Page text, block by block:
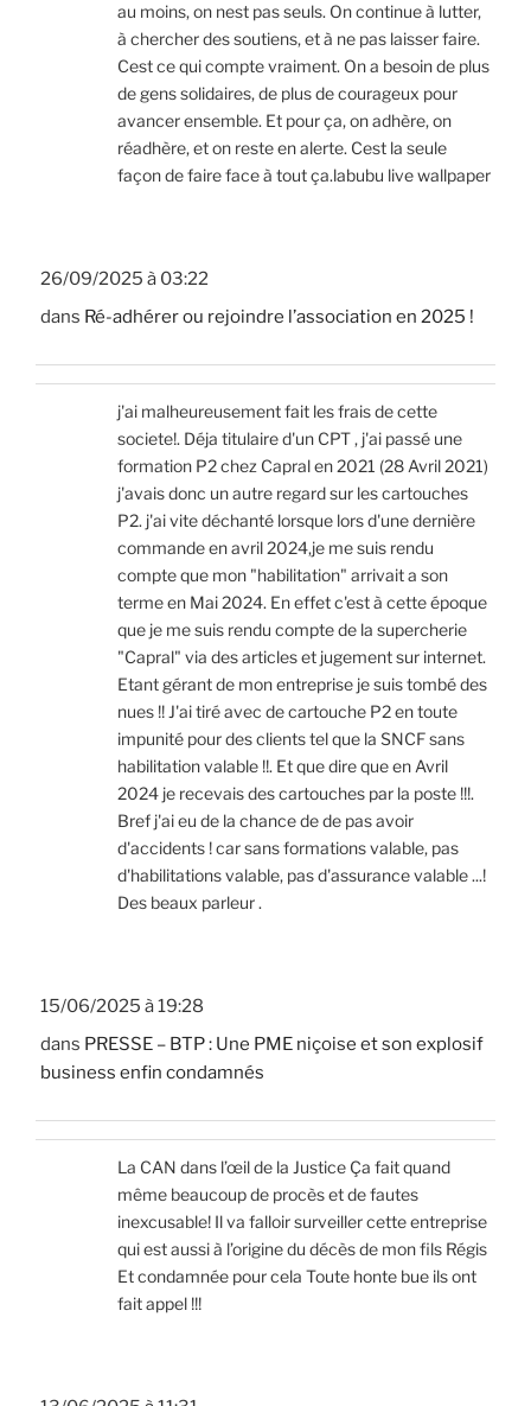
26/09/2025 à 03:22
dans Ré-adhérer ou rejoindre l’association en 2025 !
au moins, on nest pas seuls. On continue à lutter,
à chercher des soutiens, et à ne pas laisser faire.
Cest ce qui compte vraiment. On a besoin de plus
de gens solidaires, de plus de courageux pour
avancer ensemble. Et pour ça, on adhère, on
réadhère, et on reste en alerte. Cest la seule
façon de faire face à tout ça.labubu live wallpaper
15/06/2025 à 19:28
dans PRESSE – BTP : Une PME niçoise et son explosif
business enfin condamnés
j'ai malheureusement fait les frais de cette
societe!. Déja titulaire d'un CPT , j'ai passé une
formation P2 chez Capral en 2021 (28 Avril 2021)
j'avais donc un autre regard sur les cartouches
P2. j'ai vite déchanté lorsque lors d'une dernière
commande en avril 2024,je me suis rendu
compte que mon "habilitation" arrivait a son
terme en Mai 2024. En effet c'est à cette époque
que je me suis rendu compte de la supercherie
"Capral" via des articles et jugement sur internet.
Etant gérant de mon entreprise je suis tombé des
nues !! J'ai tiré avec de cartouche P2 en toute
impunité pour des clients tel que la SNCF sans
habilitation valable !!. Et que dire que en Avril
2024 je recevais des cartouches par la poste !!!.
Bref j'ai eu de la chance de de pas avoir
d'accidents ! car sans formations valable, pas
d'habilitations valable, pas d'assurance valable ...!
Des beaux parleur .
La CAN dans l’œil de la Justice Ça fait quand
même beaucoup de procès et de fautes
inexcusable! Il va falloir surveiller cette entreprise
qui est aussi à l’origine du décès de mon fils Régis
Et condamnée pour cela Toute honte bue ils ont
fait appel !!!